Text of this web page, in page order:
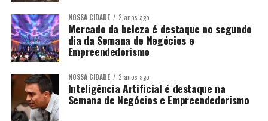
NOSSA CIDADE 2 anos ago
Mercado da beleza é destaque no segundo
dia da Semana de Negócios e
Empreendedorismo
NOSSA CIDADE 2 anos ago
Inteligência Artificial é destaque na
Semana de Negócios e Empreendedorismo